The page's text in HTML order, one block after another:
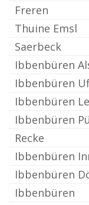
Freren
Thuine Emsl
Saerbeck
Ibbenbüren
Ibbenbüren
Ibbenbüren
Ibbenbüren
Recke
Ibbenbüren
Ibbenbüren
Ibbenbüren